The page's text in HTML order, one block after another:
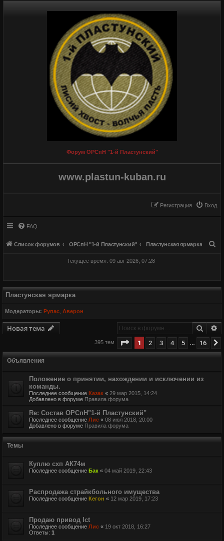
Форум ОРСпН "1-й Пластунский"
www.plastun-kuban.ru
Вход
Регистрация
FAQ
Список форумов ОРСпН "1-й Пластунский" Пластунская ярмарка
Текущее время: 09 авг 2026, 07:28
Пластунская ярмарка
Модераторы: Рупас ,Аверон
Новая тема Поиск
395 тем Страница из 16
1 2 3 4 5 16
Объявления
Положение о принятии, нахождении и исключении из
команды.
Последнее сообщение Казак « 29 мар 2015, 14:24
Добавлено в форуме Правила форума
Re: Состав ОРСпН"1-й Пластунский"
Последнее сообщение Лис « 08 июл 2018, 20:00
Добавлено в форуме Правила форума
Темы
Куплю схп АК74м
Последнее сообщение Бак « 04 май 2019, 22:43
Распродажа страйкбольного имущества
Последнее сообщение Кегон « 12 мар 2019, 17:23
Продаю привод lct
Последнее сообщение Лис « 19 окт 2018, 16:27
Ответы: 1